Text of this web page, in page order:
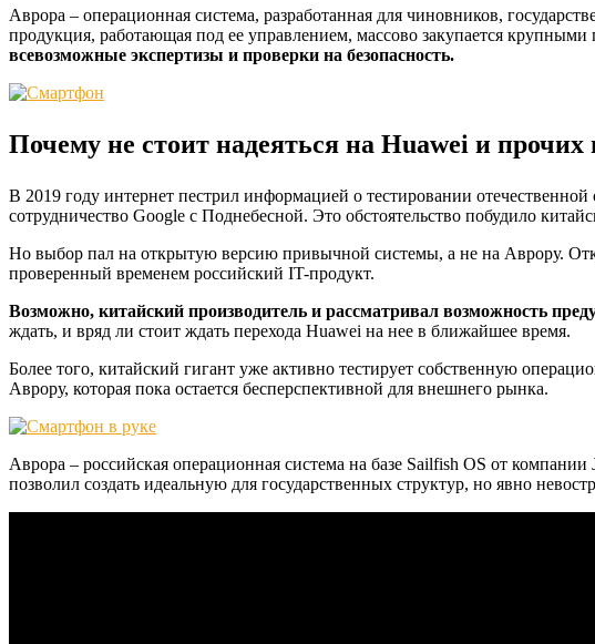
Аврора – операционная система, разработанная для чиновников,
продукция, работающая под ее управлением, массово закупается
всевозможные экспертизы и проверки на безопасность.
Почему не стоит надеяться на Huawei и прочих
В 2019 году интернет пестрил информацией о тестировании
сотрудничество Google с Поднебесной. Это обстоятельство побудило
Но выбор пал на открытую версию привычной системы, а не на Аврору.
проверенный временем российский IT-продукт.
Возможно, китайский производитель и рассматривал возможность
ждать, и вряд ли стоит ждать перехода Huawei на нее в ближайшее время.
Более того, китайский гигант уже активно тестирует собственную
Аврору, которая пока остается бесперспективной для внешнего рынка.
Аврора – российская операционная система на базе Sailfish OS от
позволил создать идеальную для государственных структур, но явно